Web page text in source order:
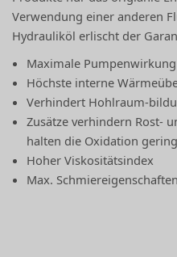
Verwendung einer anderen
Hydrauliköl erlischt der
Maximale Pumpenwirkung
Höchste interne
Verhindert Hohlraum-
Zusätze verhindern Rost-
halten die Oxidation gering
Hoher Viskositätsindex
Max. Schmiereigenschaften